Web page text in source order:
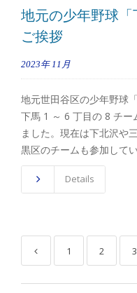
地元の少年野球
ご挨拶
2023年 11月
地元世田谷区の少年野球
下馬 1 ～ 6 丁目の 8 チー
ました。現在は下北沢や
黒区のチームも参加して
Details
1 2 3